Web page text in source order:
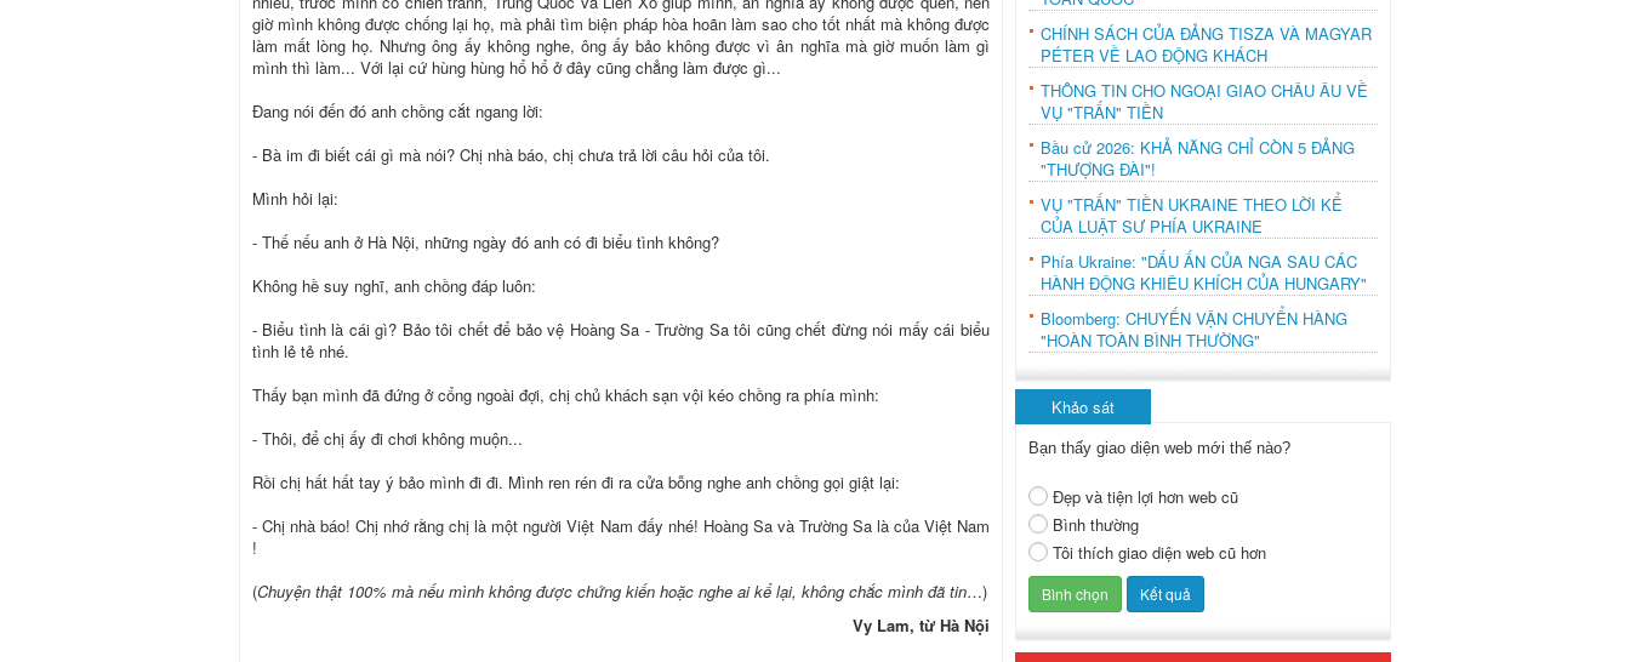
giờ mình không được chống lại họ, mà phải tìm biện pháp hòa hoãn làm sao cho tốt nhất mà không được
làm mất lòng họ. Nhưng ông ấy không nghe, ông ấy bảo không được vì ân nghĩa mà giờ muốn làm gì
mình thì làm... Với lại cứ hùng hùng hổ hổ ở đây cũng chẳng làm được gì...
Đang nói đến đó anh chồng cắt ngang lời:
- Bà im đi biết cái gì mà nói? Chị nhà báo, chị chưa trả lời câu hỏi của tôi.
Mình hỏi lại:
- Thế nếu anh ở Hà Nội, những ngày đó anh có đi biểu tình không?
Không hề suy nghĩ, anh chồng đáp luôn:
- Biểu tình là cái gì? Bảo tôi chết để bảo vệ Hoàng Sa - Trường Sa tôi cũng chết đừng nói mấy cái biểu
tình lẻ tẻ nhé.
Thấy bạn mình đã đứng ở cổng ngoài đợi, chị chủ khách sạn vội kéo chồng ra phía mình:
- Thôi, để chị ấy đi chơi không muộn...
Rồi chị hất hất tay ý bảo mình đi đi. Mình ren rén đi ra cửa bỗng nghe anh chồng gọi giật lại:
- Chị nhà báo! Chị nhớ rằng chị là một người Việt Nam đấy nhé! Hoàng Sa và Trường Sa là của Việt Nam
!
(Chuyện thật 100% mà nếu mình không được chứng kiến hoặc nghe ai kể lại, không chắc mình đã tin…)
Vy Lam, từ Hà Nội
CHÍNH SÁCH CỦA ĐẢNG TISZA VÀ MAGYAR
PÉTER VỀ LAO ĐỘNG KHÁCH
THÔNG TIN CHO NGOẠI GIAO CHÂU ÂU VỀ
VỤ "TRẤN" TIỀN
Bầu cử 2026: KHẢ NĂNG CHỈ CÒN 5 ĐẢNG
"THƯỢNG ĐÀI"!
VỤ "TRẤN" TIỀN UKRAINE THEO LỜI KỂ
CỦA LUẬT SƯ PHÍA UKRAINE
Phía Ukraine: "DẤU ẤN CỦA NGA SAU CÁC
HÀNH ĐỘNG KHIÊU KHÍCH CỦA HUNGARY"
Bloomberg: CHUYẾN VẬN CHUYỂN HÀNG
"HOÀN TOÀN BÌNH THƯỜNG"
Khảo sát
Bạn thấy giao diện web mới thế nào?
Đẹp và tiện lợi hơn web cũ
Bình thường
Tôi thích giao diện web cũ hơn